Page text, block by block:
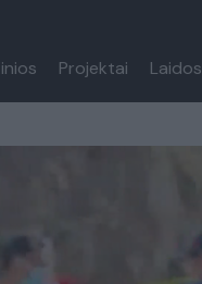
Projektai Laidos